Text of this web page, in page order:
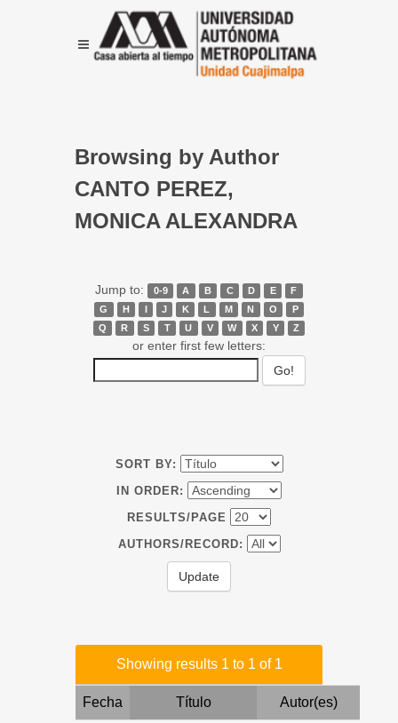
Browsing by Author
CANTO PEREZ,
MONICA ALEXANDRA
Jump to: 0-9 A B C D E
F
G
H I J K L M N O
P
Q
R S T U V W X Y Z
or enter first few letters:
SORT BY:
IN ORDER:
RESULTS/PAGE
AUTHORS/RECORD:
Showing results 1 to 1 of 1
Fecha Título Autor(es)